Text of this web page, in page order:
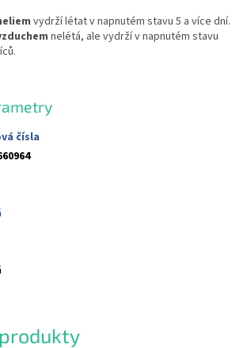
vydrží létat v napnutém stavu 5 a více dní.
nelétá, ale vydrží v napnutém stavu
čísla